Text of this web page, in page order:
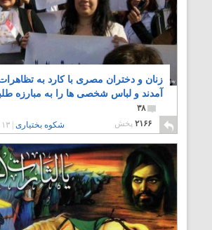
زنان و دختران مصری با کارد به
آمدند و لباس شخصی ها را به مبارزه
۳۸
۲۱۶۶ پخش شکوه بختیاری |۱۳ سال پیش